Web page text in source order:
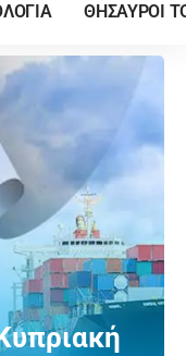
ΘΗΣΑΥΡΟΙ